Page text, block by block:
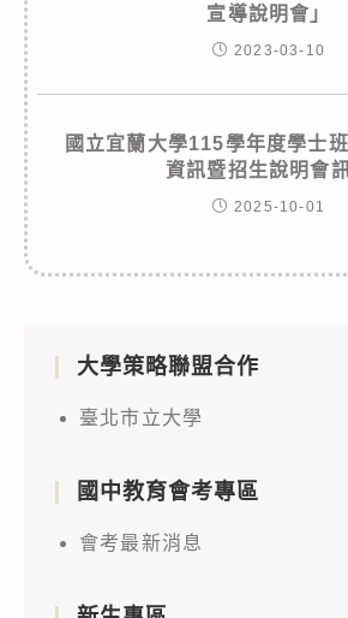
宣導說明會」
2023-03-10
國立宜蘭大學115學年度學士
資訊暨招生說明會
2025-10-01
大學策略聯盟合作
臺北市立大學
國中教育會考專區
會考最新消息